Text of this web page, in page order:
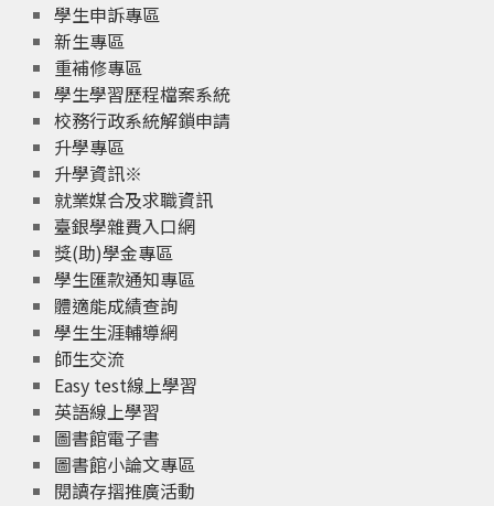
學生申訴專區
新生專區
重補修專區
學生學習歷程檔案系統
校務行政系統解鎖申請
升學專區
升學資訊※
就業媒合及求職資訊
臺銀學雜費入口網
獎(助)學金專區
學生匯款通知專區
體適能成績查詢
學生生涯輔導網
師生交流
Easy test線上學習
英語線上學習
圖書館電子書
圖書館小論文專區
閱讀存摺推廣活動